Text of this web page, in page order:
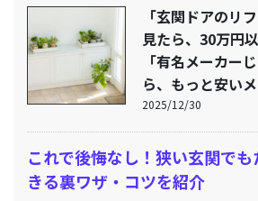
「玄関ドアのリ
見たら、30万円
「有名メーカー
ら、もっと安い
2025/12/30
これで後悔なし！狭い玄関で
きる裏ワザ・コツを紹介